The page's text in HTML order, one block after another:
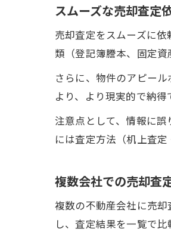
スムーズな売却査定
売却査定をスムーズに
類（登記簿謄本、固定資
さらに、物件のアピー
より、より現実的で納得
注意点として、情報に
には査定方法（机上査定
複数会社での売却査
複数の不動産会社に売
し、査定結果を一覧で比